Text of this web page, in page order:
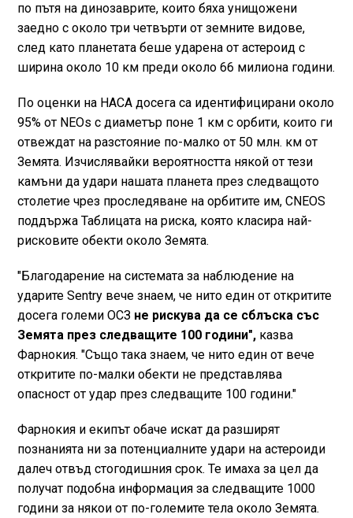
по пътя на динозаврите, които бяха унищожени
заедно с около три четвърти от земните видове,
след като планетата беше ударена от астероид с
ширина около 10 км преди около 66 милиона години.
По оценки на НАСА досега са идентифицирани около
95% от NEOs с диаметър поне 1 км с орбити, които ги
отвеждат на разстояние по-малко от 50 млн. км от
Земята. Изчислявайки вероятността някой от тези
камъни да удари нашата планета през следващото
столетие чрез проследяване на орбитите им, CNEOS
поддържа Таблицата на риска, която класира най-
рисковите обекти около Земята.
"Благодарение на системата за наблюдение на
ударите Sentry вече знаем, че нито един от откритите
досега големи ОСЗ не рискува да се сблъска със
Земята през следващите 100 години",казва
Фарнокия. "Също така знаем, че нито един от вече
откритите по-малки обекти не представлява
опасност от удар през следващите 100 години."
Фарнокия и екипът обаче искат да разширят
познанията ни за потенциалните удари на астероиди
далеч отвъд стогодишния срок. Те имаха за цел да
получат подобна информация за следващите 1000
години за някои от по-големите тела около Земята.